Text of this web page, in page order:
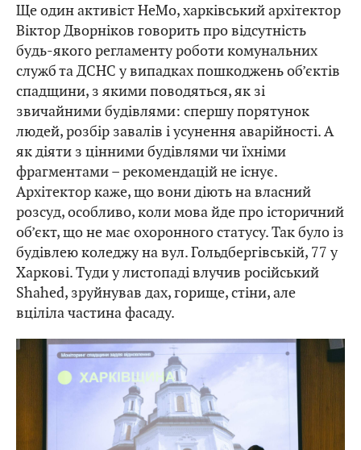
Ще один активіст HeMo, харківський архітектор
Віктор Дворніков говорить про відсутність
будь-якого регламенту роботи комунальних
служб та ДСНС у випадках пошкоджень об’єктів
спадщини, з якими поводяться, як зі
звичайними будівлями: спершу порятунок
людей, розбір завалів і усунення аварійності. А
як діяти з цінними будівлями чи їхніми
фрагментами – рекомендацій не існує.
Архітектор каже, що вони діють на власний
розсуд, особливо, коли мова йде про історичний
об’єкт, що не має охоронного статусу. Так було із
будівлею коледжу на вул. Гольдбергівській, 77 у
Харкові. Туди у листопаді влучив російський
Shahed, зруйнував дах, горище, стіни, але
вціліла частина фасаду.